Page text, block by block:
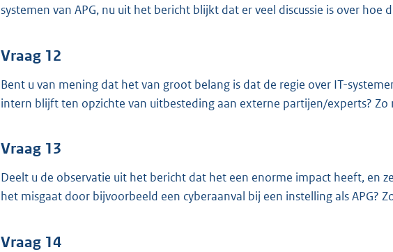
systemen van APG, nu uit het bericht blijkt dat er veel discussie is over
Vraag 12
Bent u van mening dat het van groot belang is dat de regie over IT-
intern blijft ten opzichte van uitbesteding aan externe partijen/experts? Zo
Vraag 13
Deelt u de observatie uit het bericht dat het een enorme impact heeft, en
het misgaat door bijvoorbeeld een cyberaanval bij een instelling als APG?
Vraag 14